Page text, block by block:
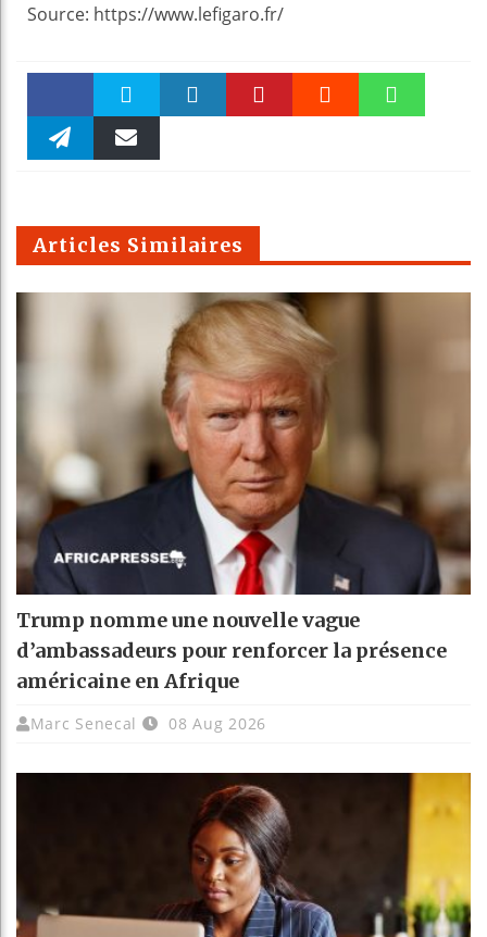
Source: https://www.lefigaro.fr/
Faceboo Twitter
m
Articles Similaires
Trump nomme une nouvelle vague
d’ambassadeurs pour renforcer la présence
américaine en Afrique
Marc Senecal 08 Aug 2026